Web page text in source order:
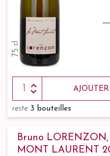
75 cl
reste 3 bouteilles
Bruno
MONT LAURENT